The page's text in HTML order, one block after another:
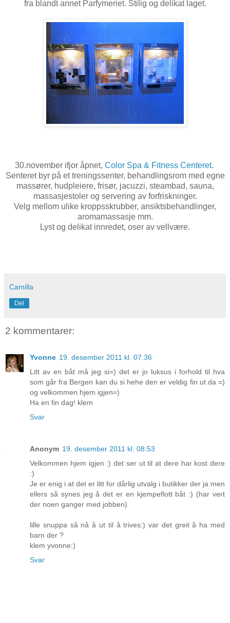
fra blandt annet Parfymeriet. Stilig og delikat laget.
30.november ifjor åpnet, Color Spa & Fitness Centeret.
Senteret byr på et treningssenter, behandlingsrom med egne
massører, hudpleiere, frisør, jacuzzi, steambad, sauna,
massasjestoler og servering av forfriskninger.
Velg mellom ulike kroppsskrubber, ansiktsbehandlinger,
aromamassasje mm.
Lyst og delikat innredet, oser av vellvære.
Camilla
Del
2 kommentarer:
Yvonne 19. desember 2011 kl. 07:36
Litt av en båt må jeg si=) det er jo luksus i forhold til hva
som går fra Bergen kan du si hehe den er veldig fin ut da =)
og velkommen hjem igjen=)
Ha en fin dag! klem
Svar
Anonym 19. desember 2011 kl. 08:53
Velkommen hjem igjen :) det ser ut til at dere har kost dere
:)
Je er enig i at det er litt for dårlig utvalg i butikker der ja men
ellers så synes jeg å det er en kjempeflott båt :) (har vert
der noen ganger med jobben)
lille snuppa så nå å ut til å trives:) var det greit å ha med
barn der ?
klem yvonne:)
Svar